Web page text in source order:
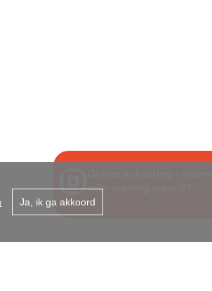
Ja, ik ga akkoord